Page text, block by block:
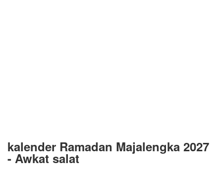
kalender Ramadan Majalengka 2027
- Awkat salat